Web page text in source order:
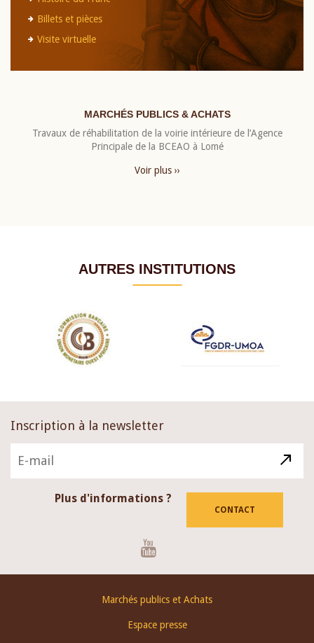
Billets et pièces
Visite virtuelle
MARCHÉS PUBLICS & ACHATS
Travaux de réhabilitation de la voirie intérieure de l’Agence
Principale de la BCEAO à Lomé
Voir plus ››
AUTRES INSTITUTIONS
Inscription à la newsletter
Plus d'informations ?
CONTACT
Marchés publics et Achats
Espace presse